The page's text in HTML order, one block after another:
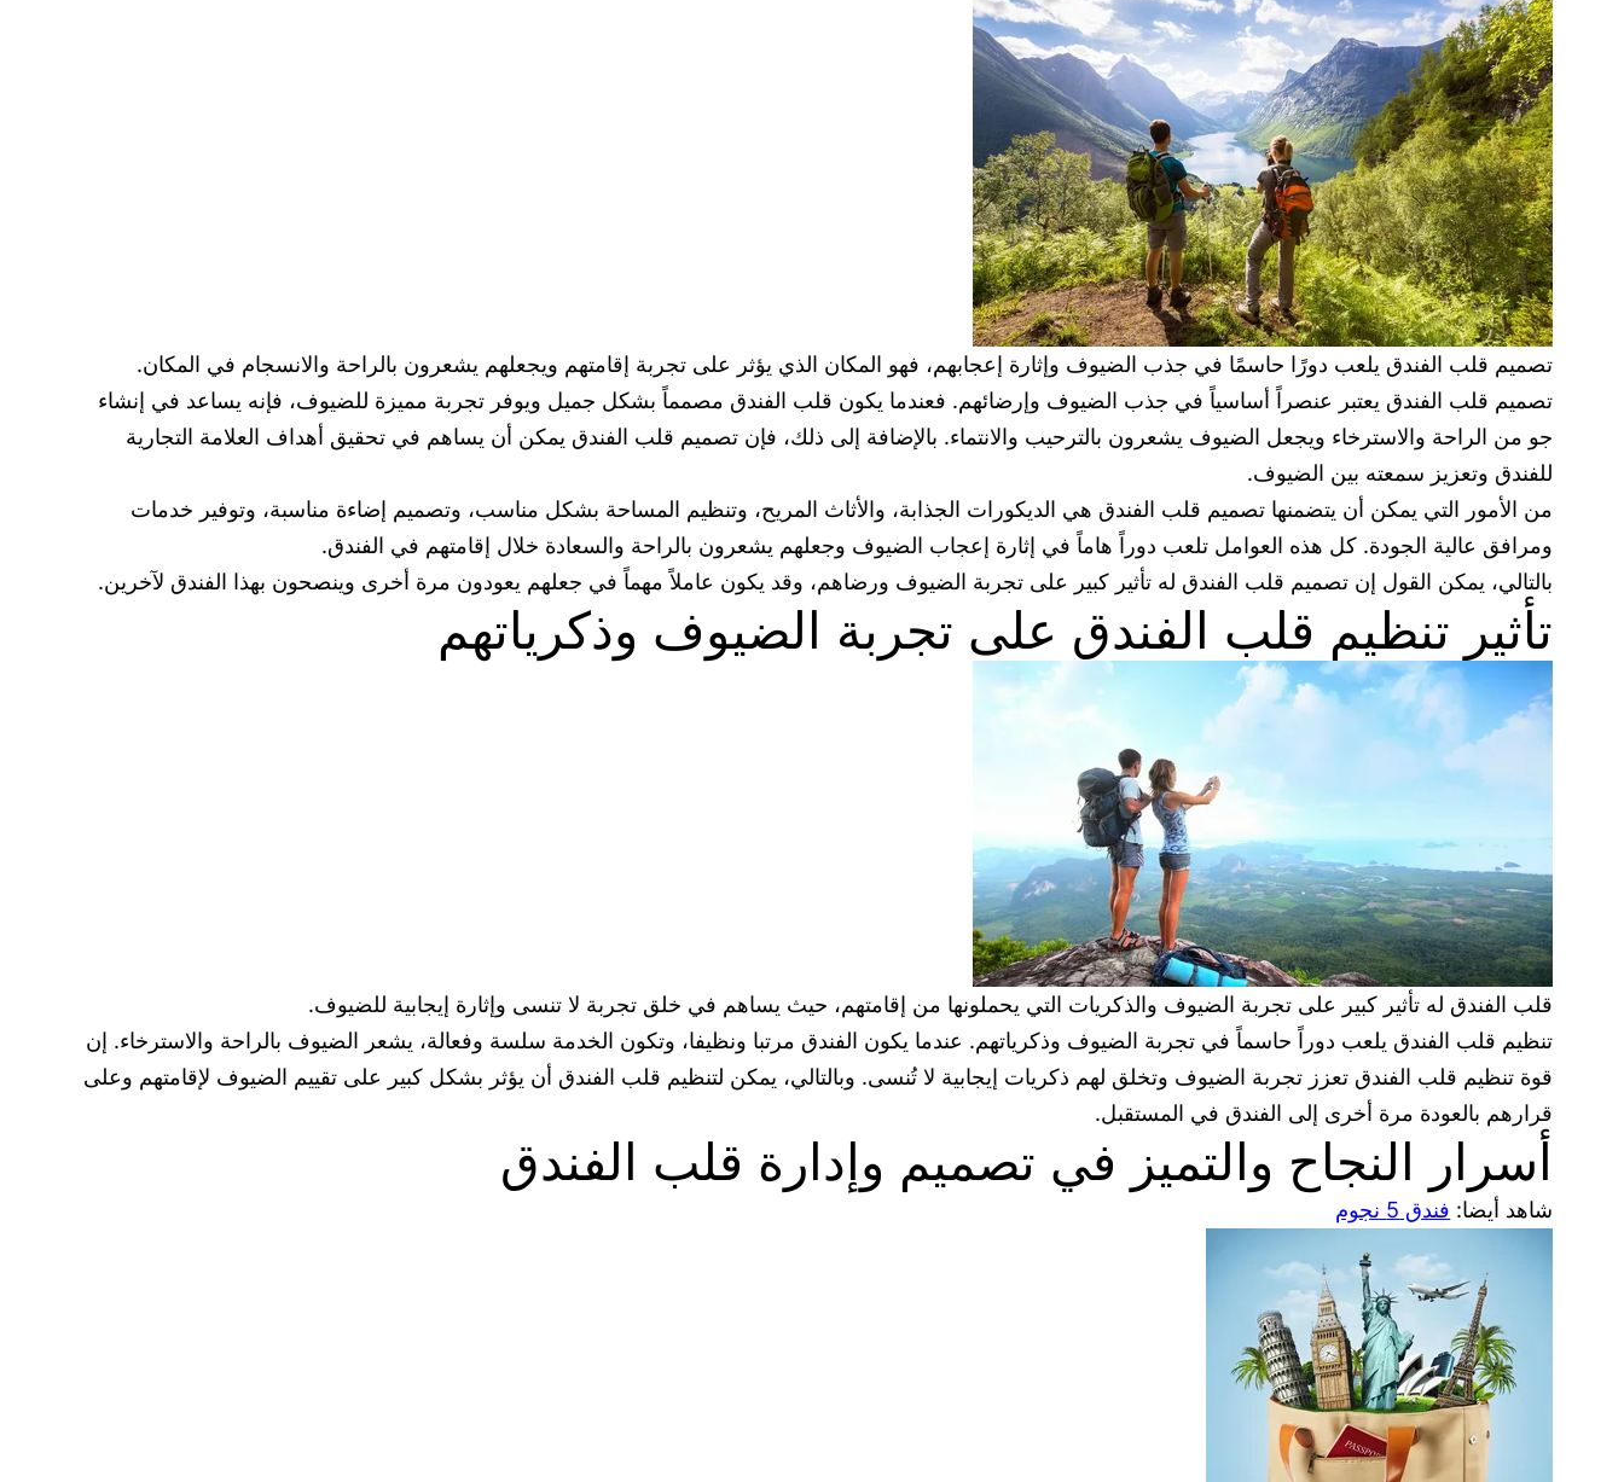
تصميم قلب الفندق يلعب دورًا حاسمًا في جذب الضيوف وإثارة إعجابهم، فهو المكان الذي يؤثر على تجربة إقامتهم ويجعلهم يشعرون بالراحة والانسجام في المكان.
تصميم قلب الفندق يعتبر عنصراً أساسياً في جذب الضيوف وإرضائهم. فعندما يكون قلب الفندق مصمماً بشكل جميل ويوفر تجربة مميزة للضيوف، فإنه يساعد في إنشاء
جو من الراحة والاسترخاء ويجعل الضيوف يشعرون بالترحيب والانتماء. بالإضافة إلى ذلك، فإن تصميم قلب الفندق يمكن أن يساهم في تحقيق أهداف العلامة التجارية
للفندق وتعزيز سمعته بين الضيوف.
من الأمور التي يمكن أن يتضمنها تصميم قلب الفندق هي الديكورات الجذابة، والأثاث المريح، وتنظيم المساحة بشكل مناسب، وتصميم إضاءة مناسبة، وتوفير خدمات
ومرافق عالية الجودة. كل هذه العوامل تلعب دوراً هاماً في إثارة إعجاب الضيوف وجعلهم يشعرون بالراحة والسعادة خلال إقامتهم في الفندق.
بالتالي، يمكن القول إن تصميم قلب الفندق له تأثير كبير على تجربة الضيوف ورضاهم، وقد يكون عاملاً مهماً في جعلهم يعودون مرة أخرى وينصحون بهذا الفندق لآخرين.
تأثير تنظيم قلب الفندق على تجربة الضيوف وذكرياتهم
قلب الفندق له تأثير كبير على تجربة الضيوف والذكريات التي يحملونها من إقامتهم، حيث يساهم في خلق تجربة لا تنسى وإثارة إيجابية للضيوف.
تنظيم قلب الفندق يلعب دوراً حاسماً في تجربة الضيوف وذكرياتهم. عندما يكون الفندق مرتبا ونظيفا، وتكون الخدمة سلسة وفعالة، يشعر الضيوف بالراحة والاسترخاء. إن
قوة تنظيم قلب الفندق تعزز تجربة الضيوف وتخلق لهم ذكريات إيجابية لا تُنسى. وبالتالي، يمكن لتنظيم قلب الفندق أن يؤثر بشكل كبير على تقييم الضيوف لإقامتهم وعلى
قرارهم بالعودة مرة أخرى إلى الفندق في المستقبل.
أسرار النجاح والتميز في تصميم وإدارة قلب الفندق
شاهد أيضا: فندق 5 نجوم